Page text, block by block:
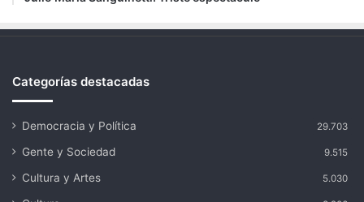
Categorías destacadas
Democracia y Política 29.703
Gente y Sociedad 9.515
Cultura y Artes 5.030